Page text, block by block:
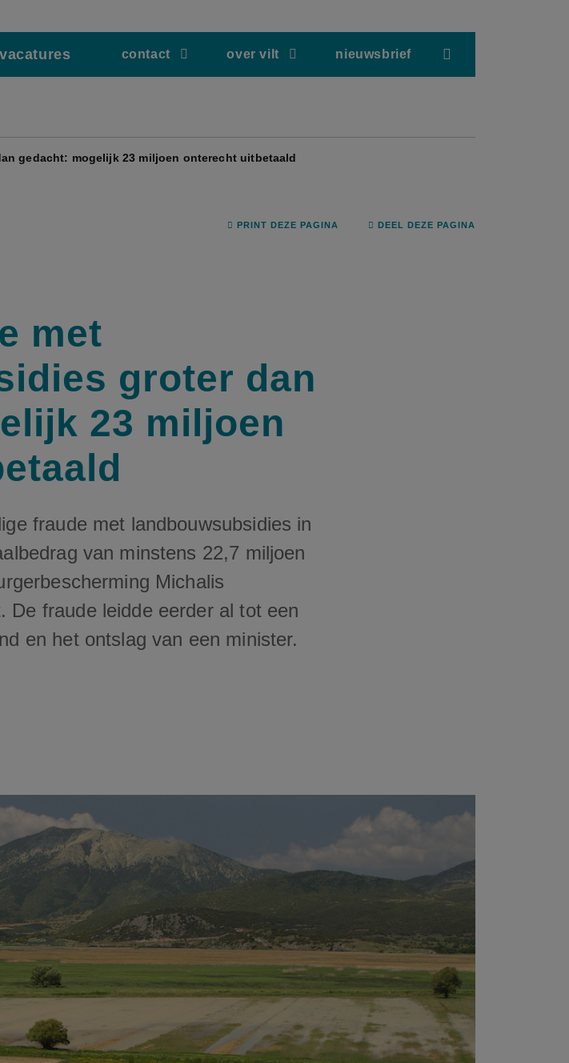
vacatures contact over vilt nieuwsbrief
gedacht: mogelijk 23 miljoen onterecht uitbetaald
PRINT DEZE PAGINA DEEL DEZE PAGINA
met
groter dan
23 miljoen
fraude met landbouwsubsidies in
van minstens 22,7 miljoen
Michalis
De fraude leidde eerder al tot een
en het ontslag van een minister.